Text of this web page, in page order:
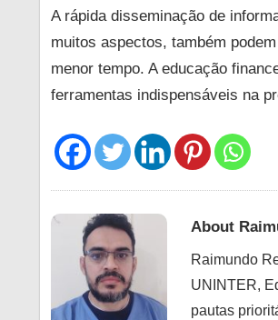
A rápida disseminação de
muitos aspectos, também
menor tempo. A educação
ferramentas indispensáveis na
About
Raimundo
UNINTER,
pautas